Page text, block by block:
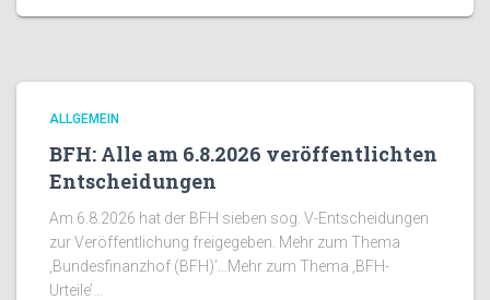
ALLGEMEIN
BFH: Alle am 6.8.2026 veröffentlichten
Entscheidungen
Am 6.8.2026 hat der BFH sieben sog. V-Entscheidungen
zur Veröffentlichung freigegeben. Mehr zum Thema
‚Bundesfinanzhof (BFH)’…Mehr zum Thema ‚BFH-
Urteile’…